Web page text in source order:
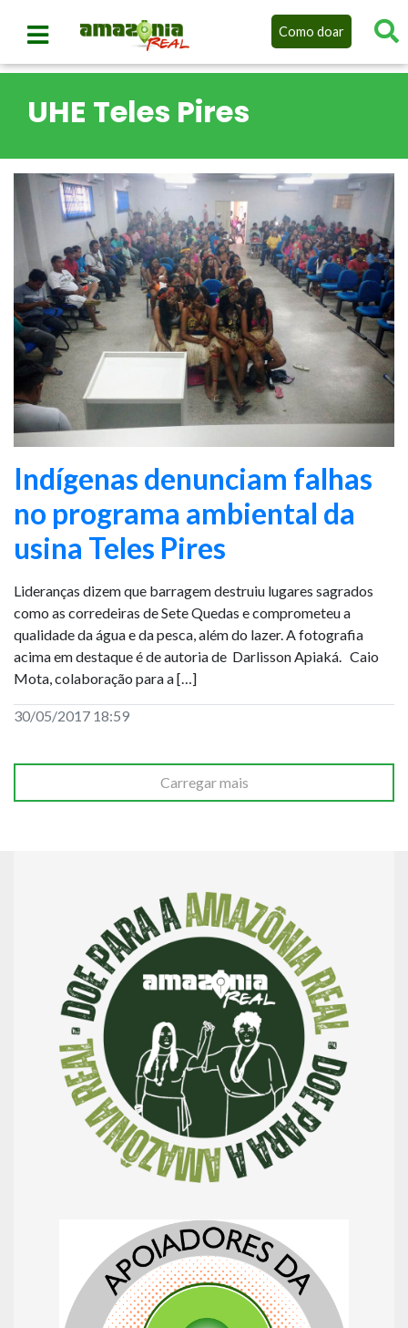
Como doar
UHE Teles Pires
Indígenas denunciam falhas
no programa ambiental da
usina Teles Pires
Lideranças dizem que barragem destruiu lugares sagrados
como as corredeiras de Sete Quedas e comprometeu a
qualidade da água e da pesca, além do lazer. A fotografia
acima em destaque é de autoria de Darlisson Apiaká. Caio
Mota, colaboração para a […]
30/05/2017 18:59
Carregar mais